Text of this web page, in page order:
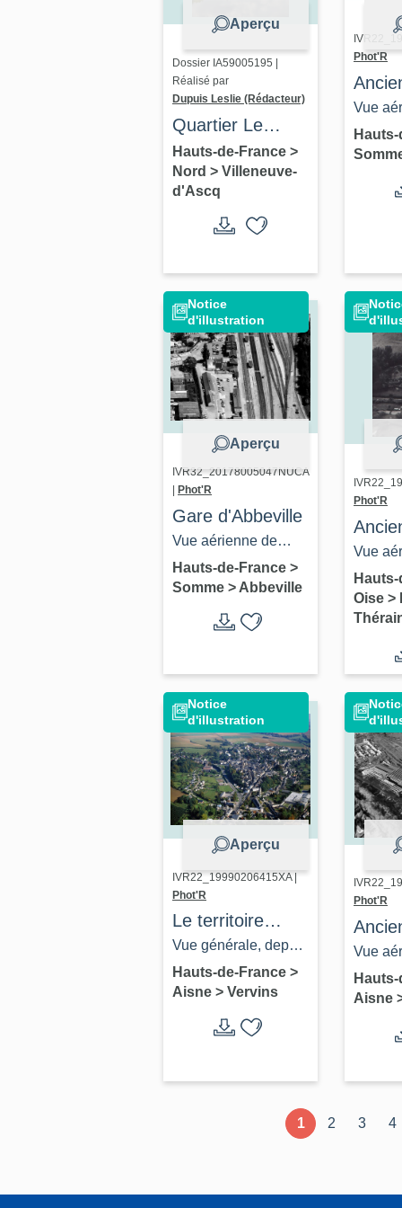
Aperçu
Dossier IA59005195 |
Réalisé par
Dupuis Leslie (Rédacteur)
Quartier Le
Château
Hauts-de-France >
Nord > Villeneuve-
d'Ascq
Phot'R
de
Vue
ouest.
Notice
d'illustration
Aperçu
IVR32_20178005047NUCA
Phot'R
Gare d'Abbeville
Vue aérienne de
1990.
Hauts-de-France >
Somme > Abbeville
Phot'R
de
Vue
l'usine
Oise >
Notice
d'illustration
Aperçu
IVR22_19990206415XA |
Phot'R
Le territoire
communal de
Vervins
Vue générale, depuis
l'ouest.
Hauts-de-France >
Aisne > Vervins
Phot'R
de
Vue
de la
le sud.
Aisne
1 2 3 4